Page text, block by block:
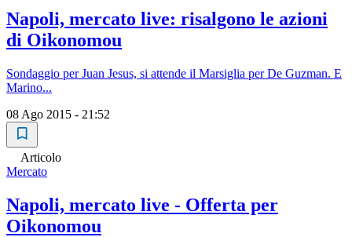
Napoli, mercato live: risalgono le azioni
di Oikonomou
Sondaggio per Juan Jesus, si attende il Marsiglia per De Guzman. E
Marino...
08 Ago 2015 - 21:52
Articolo
Mercato
Napoli, mercato live - Offerta per
Oikonomou